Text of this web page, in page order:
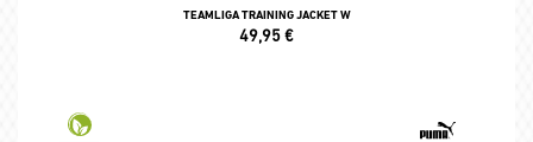
TEAMLIGA TRAINING JACKET W
49,95€